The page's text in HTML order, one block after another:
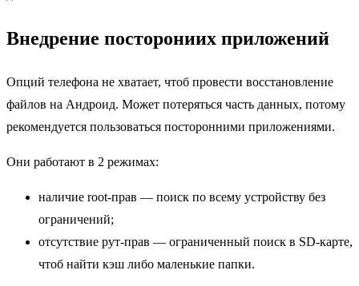
Внедрение посторониих приложений
Опций телефона не хватает, чтоб провести восстановление
файлов на Андроид. Может потеряться часть данных, потому
рекомендуется пользоваться посторонними приложениями.
Они работают в 2 режимах:
наличие root-прав — поиск по всему устройству без
ограничений;
отсутствие рут-прав — ограниченный поиск в SD-карте,
чтоб найти кэш либо маленькие папки.